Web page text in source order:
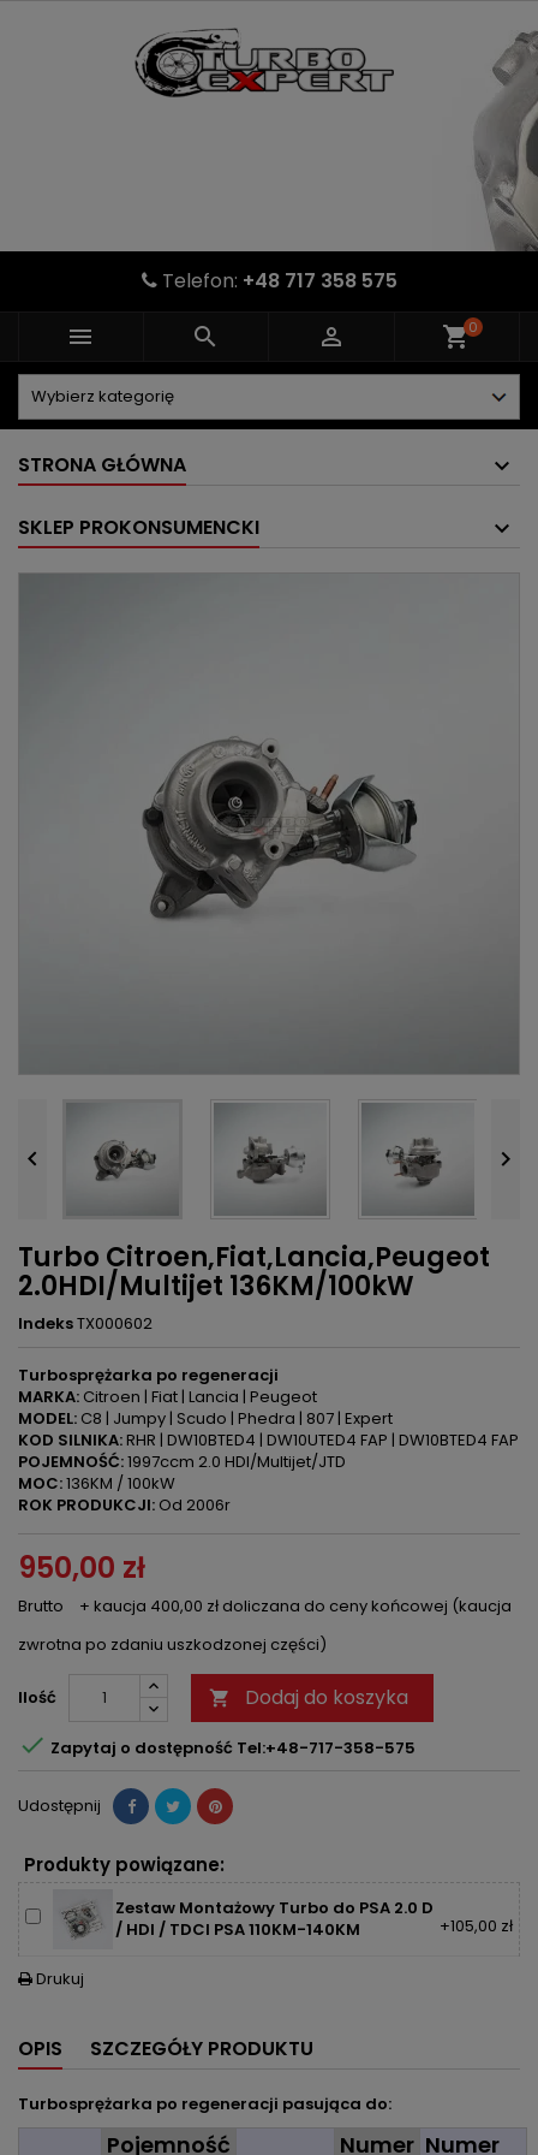
Telefon: +48 717 358 575
   shopping_cart0
STRONA GŁÓWNA
SKLEP PROKONSUMENCKI
 
Turbo Citroen,Fiat,Lancia,Peugeot
2.0HDI/Multijet 136KM/100kW
IndeksTX000602
Turbosprężarka po regeneracji
MARKA: Citroen | Fiat | Lancia | Peugeot
MODEL: C8 | Jumpy | Scudo | Phedra | 807 | Expert
KOD SILNIKA:RHR | DW10BTED4 | DW10UTED4 FAP | DW10BTED4 FAP
POJEMNOŚĆ:1997ccm 2.0 HDI/Multijet/JTD
MOC:136KM / 100kW
ROK PRODUKCJI: Od 2006r
950,00 zł
Brutto
+ kaucja 400,00 zł doliczana do ceny końcowej (kaucja
zwrotna po zdaniu uszkodzonej części)
Ilość  Dodaj do koszyka
 Zapytaj o dostępność Tel:+48-717-358-575
Udostępnij
Produkty powiązane:
Zestaw Montażowy Turbo do PSA 2.0 D
/ HDI / TDCI PSA 110KM-140KM
+105,00 zł
 Drukuj
OPIS SZCZEGÓŁY PRODUKTU
Turbosprężarka po regeneracji pasująca do:
Pojemność Numer Numer